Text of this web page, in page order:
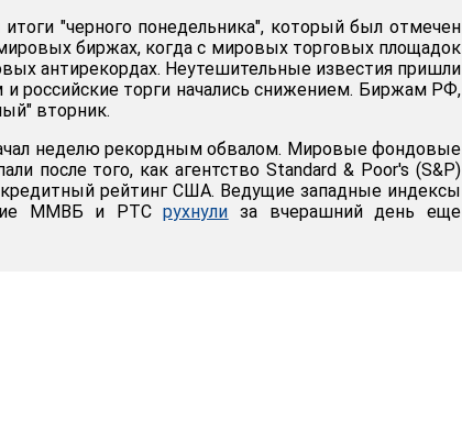
"черного понедельника", который был отмечен
биржах, когда с мировых торговых площадок
антирекордах. Неутешительные известия пришли
и российские торги начались снижением. Биржам РФ,
вторник.
неделю рекордным обвалом. Мировые фондовые
после того, как агентство Standard & Poor's (S&P)
рейтинг США. Ведущие западные индексы
ММВБ и РТСрухнули за вчерашний день еще